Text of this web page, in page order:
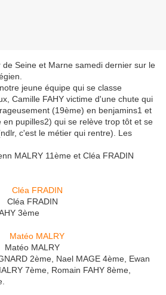
Seine et Marne samedi dernier sur le
jeune équipe qui se classe
Camille FAHY victime d'une chute qui
(19ème) en benjamins1 et
en pupilles2) qui se relève trop tôt et se
c'est le métier qui rentre). Les
MALRY 11ème et Cléa FRADIN
Cléa FRADIN
3ème
Matéo MALRY
2ème, Nael MAGE 4ème, Ewan
7ème, Romain FAHY 8ème,